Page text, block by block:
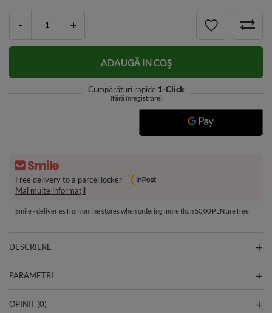
- +
ADAUGĂ IN COŞ
Cumpărături rapide 1-Click
(fără înregistrare)
Free delivery to a parcel locker
Mai multe informații
Smile - deliveries from online stores when ordering more than 50,00 PLN are free
DESCRIERE
PARAMETRI
OPINII (0)